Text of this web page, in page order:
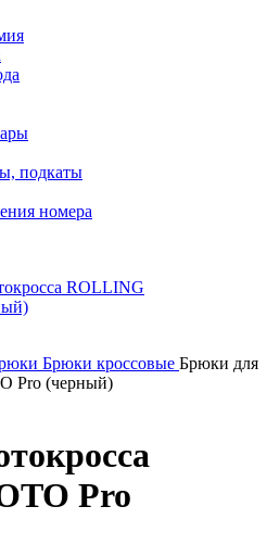
подкаты
номера
Брюки кроссовые Брюки для
Pro (черный)
Pro